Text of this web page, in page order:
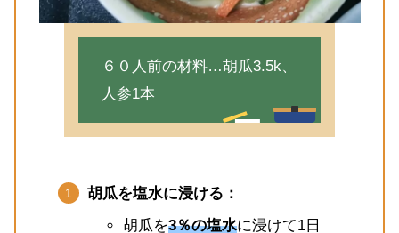
６０人前の材料…胡瓜3.5k、
人参1本
胡瓜を塩水に浸ける：
胡瓜を3％の塩水に浸けて1日